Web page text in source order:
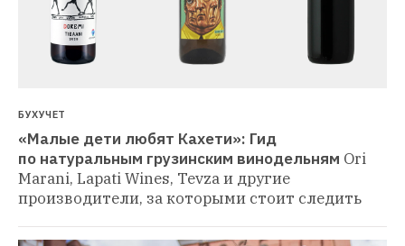
БУХУЧЕТ
«Малые дети любят Кахети»: Гид
по натуральным грузинским винодельням Ori
Marani, Lapati Wines, Tevza и другие
производители, за которыми стоит следить